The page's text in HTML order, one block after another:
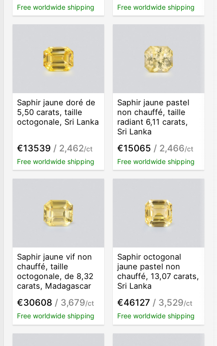
Free worldwide shipping
Free worldwide shipping
Saphir jaune doré de
5,50 carats, taille
octogonale, Sri Lanka
€13539 / 2,462/ct
Free worldwide shipping
Saphir jaune pastel
non chauffé, taille
radiant 6,11 carats,
Sri Lanka
€15065 / 2,466/ct
Free worldwide shipping
Saphir jaune vif non
chauffé, taille
octogonale, de 8,32
carats, Madagascar
€30608 / 3,679/ct
Free worldwide shipping
Saphir octogonal
jaune pastel non
chauffé, 13,07 carats,
Sri Lanka
€46127 / 3,529/ct
Free worldwide shipping